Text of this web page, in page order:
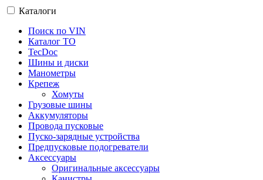
Каталоги
Поиск по VIN
Каталог ТО
TecDoc
Шины и диски
Манометры
Крепеж
Хомуты
Грузовые шины
Аккумуляторы
Провода пусковые
Пуско-зарядные устройства
Предпусковые подогреватели
Аксессуары
Оригинальные аксессуары